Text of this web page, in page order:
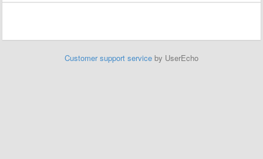
Customer support service by UserEcho